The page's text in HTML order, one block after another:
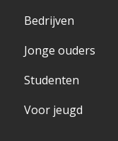
Bedrijven
Jonge ouders
Studenten
Voor jeugd